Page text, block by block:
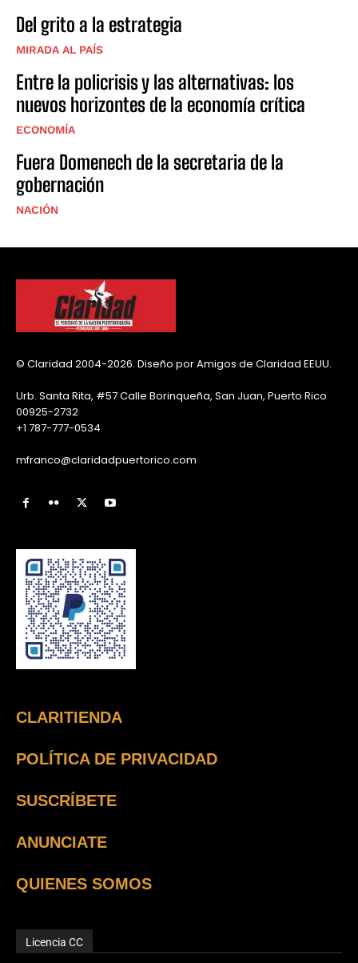
Del grito a la estrategia
MIRADA AL PAÍS
Entre la policrisis y las alternativas: los
nuevos horizontes de la economía crítica
ECONOMÍA
Fuera Domenech de la secretaria de la
gobernación
NACIÓN
© Claridad 2004-2026. Diseño por Amigos de Claridad EEUU.
Urb. Santa Rita, #57 Calle Borinqueña, San Juan, Puerto Rico
00925-2732
+1 787-777-0534
mfranco@claridadpuertorico.com
CLARITIENDA
POLÍTICA DE PRIVACIDAD
SUSCRÍBETE
ANUNCIATE
QUIENES SOMOS
Licencia CC